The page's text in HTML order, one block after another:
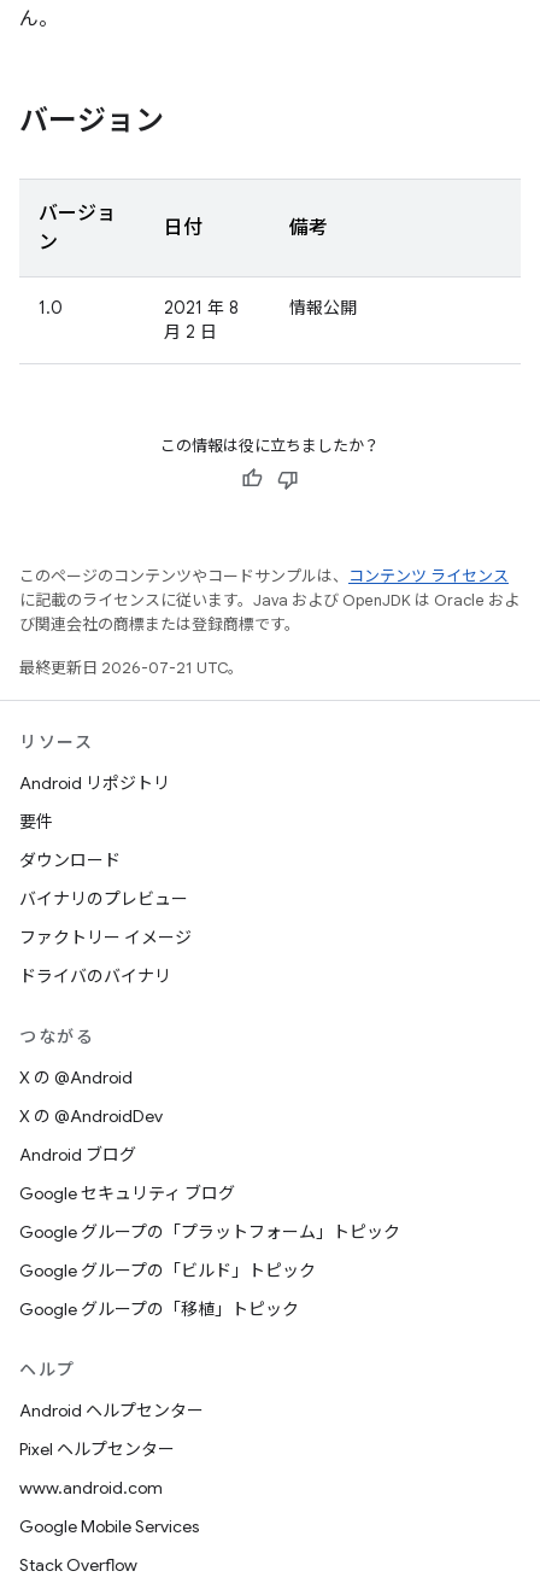
ん。
バージョン
バージョ
ン
日付 備考
1.0
2021 年 8
月 2 日
情報公開
この情報は役に立ちましたか？
このページのコンテンツやコードサンプルは、
コンテンツ ライセンス
に記載のライセンスに従います。Java および OpenJDK は Oracle およ
び関連会社の商標または登録商標です。
最終更新日 2026-07-21 UTC。
リソース
Android リポジトリ
要件
ダウンロード
バイナリのプレビュー
ファクトリー イメージ
ドライバのバイナリ
つながる
X の @Android
X の @AndroidDev
Android ブログ
Google セキュリティ ブログ
Google グループの「プラットフォーム」トピック
Google グループの「ビルド」トピック
Google グループの「移植」トピック
ヘルプ
Android ヘルプセンター
Pixel ヘルプセンター
www.android.com
Google Mobile Services
Stack Overflow